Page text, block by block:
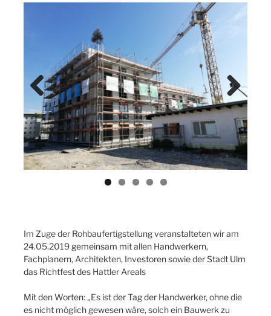
Previ
ous
Next
Im Zuge der Rohbaufertigstellung veranstalteten wir am
24.05.2019 gemeinsam mit allen Handwerkern,
Fachplanern, Architekten, Investoren sowie der Stadt Ulm
das Richtfest des Hattler Areals
Mit den Worten: „Es ist der Tag der Handwerker, ohne die
es nicht möglich gewesen wäre, solch ein Bauwerk zu